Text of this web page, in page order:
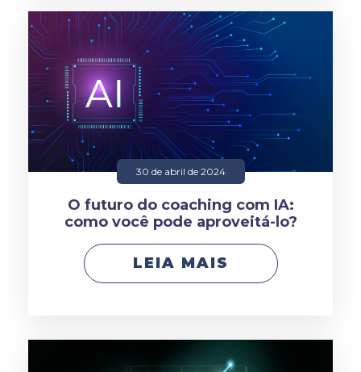
30 de abril de 2024
O futuro do coaching com IA:
como você pode aproveitá-lo?
LEIA MAIS